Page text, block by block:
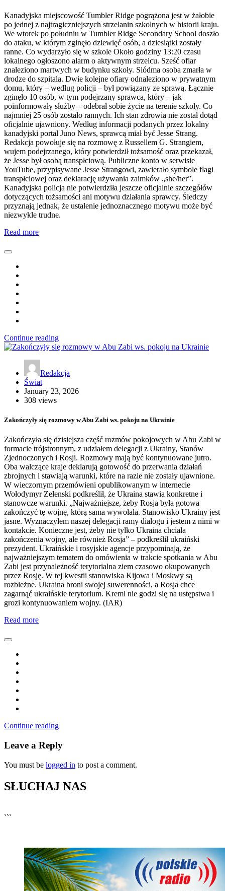
Kanadyjska miejscowość Tumbler Ridge pogrążona jest w żałobie
po jednej z najtragiczniejszych strzelanin szkolnych w historii kraju.
We wtorek po południu w Tumbler Ridge Secondary School doszło
do ataku, w którym zginęło dziewięć osób, a dziesiątki zostały
ranne. Co wydarzyło się w szkole Około godziny 13:20 czasu
lokalnego ogłoszono alarm o aktywnym strzelcu. Sześć ofiar
znaleziono martwych w budynku szkoły. Siódma osoba zmarła w
drodze do szpitala. Dwie kolejne ofiary odnaleziono w prywatnym
domu, który – według policji – był powiązany ze sprawą. Łącznie
zginęło 10 osób, w tym podejrzany sprawca, który – jak
poinformowały służby – odebrał sobie życie na terenie szkoły. Co
najmniej 25 osób zostało rannych. Ich stan zdrowia nie został dotąd
oficjalnie ujawniony. Według informacji podanych przez lokalny
kanadyjski portal Juno News, sprawcą miał być Jesse Strang.
Redakcja powołuje się na rozmowę z Russellem G. Strangiem,
wujem podejrzanego, który potwierdził tożsamość oraz przekazał,
że Jesse był osobą transpłciową. Publiczne konto w serwisie
YouTube, przypisywane Jesse Strangowi, zawierało symbole flagi
transpłciowej oraz deklarację używania zaimków „she/her”.
Kanadyjska policja nie potwierdziła jeszcze oficjalnie szczegółów
dotyczących tożsamości ani motywu działania sprawcy. Śledczy
przyznają jednak, że ustalenie jednoznacznego motywu może być
niezwykle trudne.
Read more
Continue reading
Redakcja
Świat
January 23, 2026
308 views
Zakończyły się rozmowy w Abu Zabi ws. pokoju na Ukrainie
Zakończyła się dzisiejsza część rozmów pokojowych w Abu Zabi w
formacie trójstronnym, z udziałem delegacji z Ukrainy, Stanów
Zjednoczonych i Rosji. Rozmowy mają być kontynuowane jutro.
Oba walczące kraje deklarują gotowość do przerwania działań
zbrojnych i stawiają warunki, które na razie nie zostały ujawnione.
W wieczornym przemówieni opublikowanym w internecie
Wołodymyr Zełenski podkreślił, że Ukraina stawia konkretne i
stanowcze warunki. „Najważniejsze, żeby Rosja była gotowa
zakończyć tę wojnę, którą sama wywołała. Stanowisko Ukrainy jest
jasne. Wyznaczyłem naszej delegacji ramy dialogu i jestem z nimi w
kontakcie. Konieczne jest, żeby nie tylko Ukraina chciała
zakończenia wojny, ale również Rosja” – podkreślił ukraiński
prezydent. Ukraińskie i rosyjskie agencje przypominają, że
najważniejszym tematem do omówienia w trakcie spotkania w Abu
Zabi jest przynależność terytorialna ziem czasowo okupowanych
przez Rosję. W tej kwestii stanowiska Kijowa i Moskwy są
rozbieżne. Ukraina broni swojej suwerenności, a Rosja chce
zagarnąć ukraińskie terytorium. Kreml nie godzi się na ustępstwa i
grozi kontynuowaniem wojny. (IAR)
Read more
Continue reading
Leave a Reply
You must be logged in to post a comment.
SŁUCHAJ NAS
```